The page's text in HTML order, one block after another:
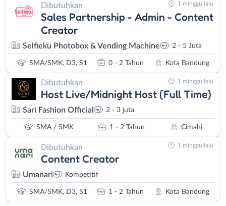
Dibutuhkan
Sales Partnership - Admin - Content
Creator
Selfieku Photobox & Vending Machine 2 - 5 Juta
SMA/SMK, D3, S1 0 - 2 Tahun Kota Bandung
1 minggu lalu
Dibutuhkan
Host Live/Midnight Host (Full Time)
Sari Fashion Official 2 - 3 juta
SMA / SMK 1 - 2 Tahun Cimahi
1 minggu lalu
Dibutuhkan
Content Creator
Umanari Kompetitif
SMA/SMK, D3, S1 1 - 2 Tahun Kota Bandung
1 minggu lalu